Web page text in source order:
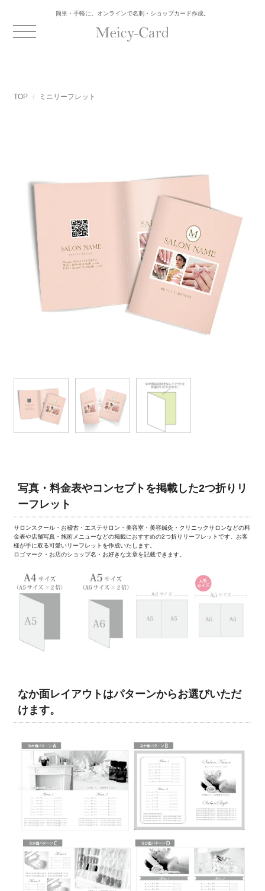
簡単・手軽に。オンラインで名刺・ショップカード作成。
TOP ミニリーフレット
写真・料金表やコンセプトを掲載した2つ折りリ
ーフレット
サロンスクール・お稽古・エステサロン・美容室・美容鍼灸・クリニックサロンなどの料
金表や店舗写真・施術メニューなどの掲載におすすめの2つ折りリーフレットです。お客
様が手に取る可愛いリーフレットを作成いたします。
ロゴマーク・お店のショップ名・お好きな文章を記載できます。
なか面レイアウトはパターンからお選びいただ
けます。